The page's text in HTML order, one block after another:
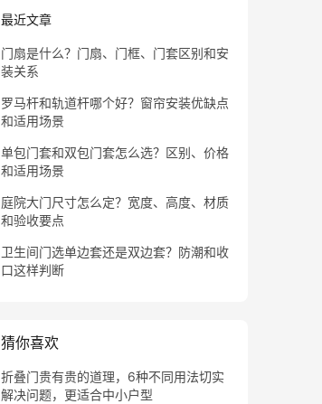
最近文章
门扇是什么？门扇、门框、门套区别和安
装关系
罗马杆和轨道杆哪个好？窗帘安装优缺点
和适用场景
单包门套和双包门套怎么选？区别、价格
和适用场景
庭院大门尺寸怎么定？宽度、高度、材质
和验收要点
卫生间门选单边套还是双边套？防潮和收
口这样判断
猜你喜欢
折叠门贵有贵的道理，6种不同用法切实
解决问题，更适合中小户型